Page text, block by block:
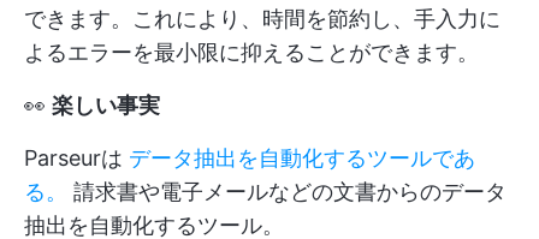
できます。これにより、時間を節約し、手入力に
よるエラーを最小限に抑えることができます。
👀 楽しい事実
Parseurは データ抽出を自動化するツールであ
る。
請求書や電子メールなどの文書からのデータ
抽出を自動化するツール。